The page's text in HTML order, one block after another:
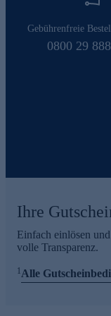
Gebührenfreie
0800 29
Ihre
Einfach einlösen
volle Transparenz.
1Alle